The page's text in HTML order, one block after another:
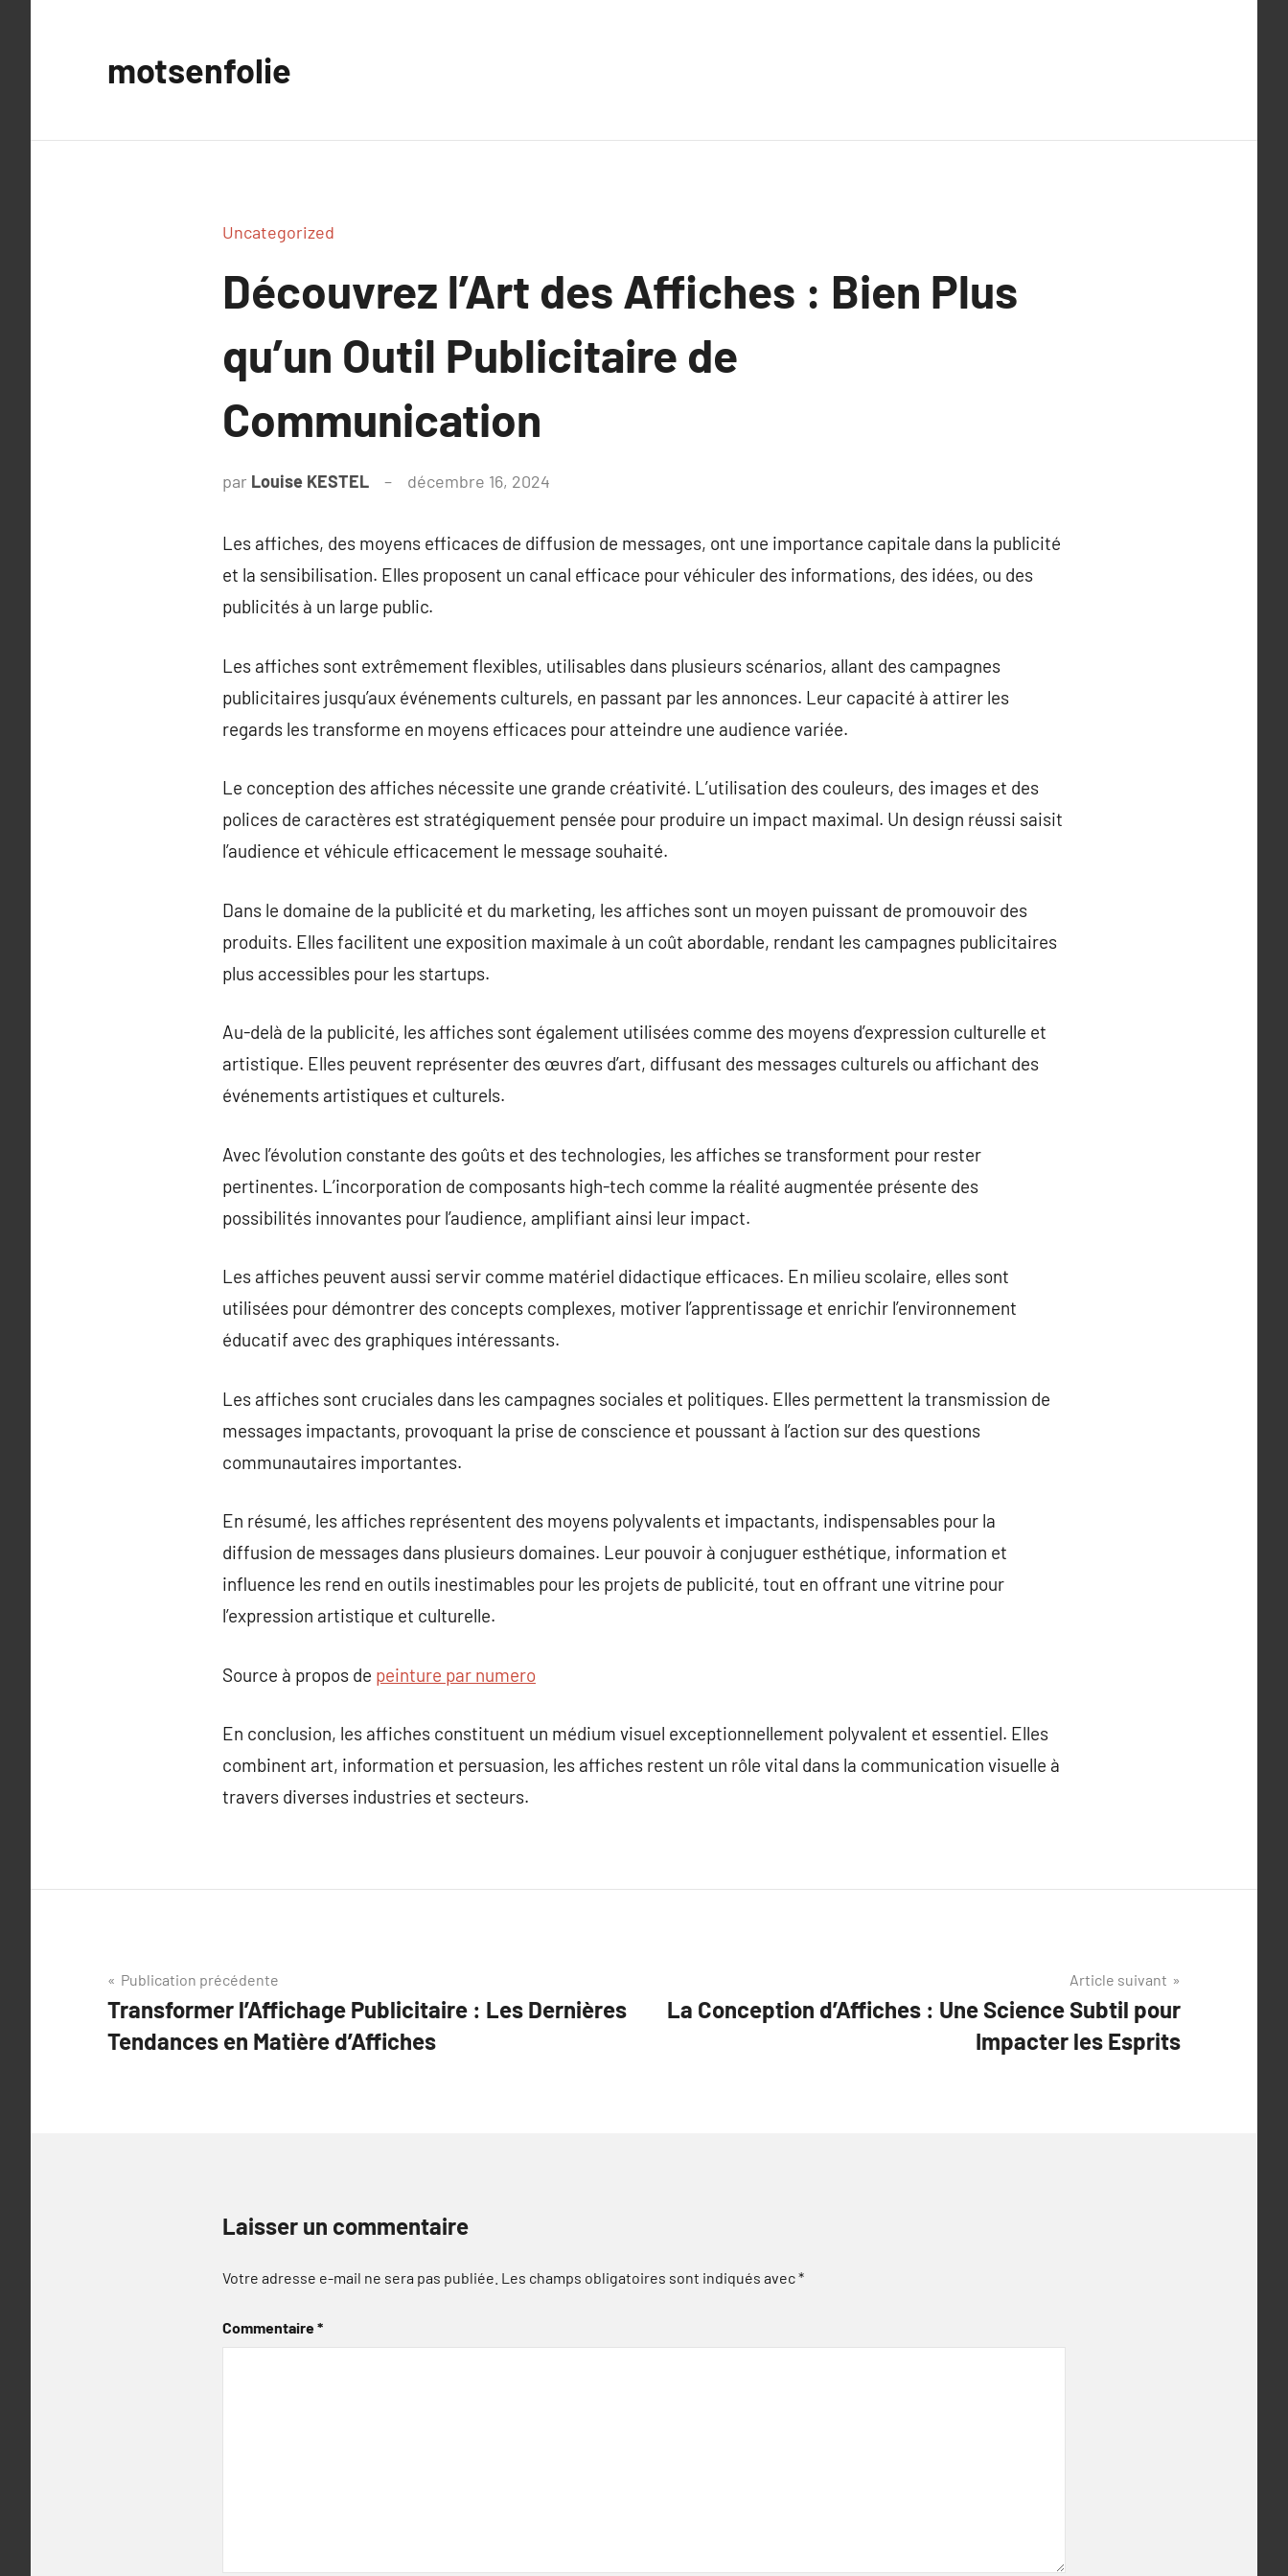
motsenfolie
Uncategorized
Découvrez l’Art des Affiches : Bien Plus
qu’un Outil Publicitaire de
Communication
par Louise KESTEL décembre 16, 2024
Les affiches, des moyens efficaces de diffusion de messages, ont une importance capitale dans la publicité
et la sensibilisation. Elles proposent un canal efficace pour véhiculer des informations, des idées, ou des
publicités à un large public.
Les affiches sont extrêmement flexibles, utilisables dans plusieurs scénarios, allant des campagnes
publicitaires jusqu’aux événements culturels, en passant par les annonces. Leur capacité à attirer les
regards les transforme en moyens efficaces pour atteindre une audience variée.
Le conception des affiches nécessite une grande créativité. L’utilisation des couleurs, des images et des
polices de caractères est stratégiquement pensée pour produire un impact maximal. Un design réussi saisit
l’audience et véhicule efficacement le message souhaité.
Dans le domaine de la publicité et du marketing, les affiches sont un moyen puissant de promouvoir des
produits. Elles facilitent une exposition maximale à un coût abordable, rendant les campagnes publicitaires
plus accessibles pour les startups.
Au-delà de la publicité, les affiches sont également utilisées comme des moyens d’expression culturelle et
artistique. Elles peuvent représenter des œuvres d’art, diffusant des messages culturels ou affichant des
événements artistiques et culturels.
Avec l’évolution constante des goûts et des technologies, les affiches se transforment pour rester
pertinentes. L’incorporation de composants high-tech comme la réalité augmentée présente des
possibilités innovantes pour l’audience, amplifiant ainsi leur impact.
Les affiches peuvent aussi servir comme matériel didactique efficaces. En milieu scolaire, elles sont
utilisées pour démontrer des concepts complexes, motiver l’apprentissage et enrichir l’environnement
éducatif avec des graphiques intéressants.
Les affiches sont cruciales dans les campagnes sociales et politiques. Elles permettent la transmission de
messages impactants, provoquant la prise de conscience et poussant à l’action sur des questions
communautaires importantes.
En résumé, les affiches représentent des moyens polyvalents et impactants, indispensables pour la
diffusion de messages dans plusieurs domaines. Leur pouvoir à conjuguer esthétique, information et
influence les rend en outils inestimables pour les projets de publicité, tout en offrant une vitrine pour
l’expression artistique et culturelle.
Source à propos de peinture par numero
En conclusion, les affiches constituent un médium visuel exceptionnellement polyvalent et essentiel. Elles
combinent art, information et persuasion, les affiches restent un rôle vital dans la communication visuelle à
travers diverses industries et secteurs.
Navigation
de
l’article
Publication précédente
Transformer l’Affichage Publicitaire : Les Dernières
Tendances en Matière d’Affiches
Article suivant
La Conception d’Affiches : Une Science Subtil pour
Impacter les Esprits
Laisser un commentaire
Votre adresse e-mail ne sera pas publiée. Les champs obligatoires sont indiqués avec*
Commentaire*